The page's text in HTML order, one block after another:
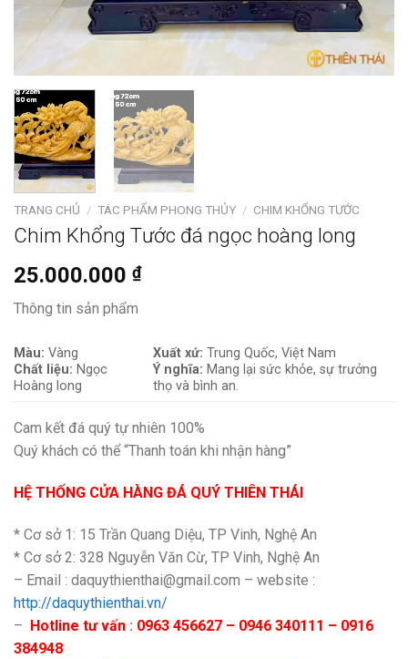
TRANG CHỦ / TÁC PHẨM PHONG THỦY / CHIM KHỔNG TƯỚC
Chim Khổng Tước đá ngọc hoàng long
25.000.000 ₫
Thông tin sản phẩm
Màu: Vàng
Chất liệu: Ngọc
Hoàng long
Xuất xứ: Trung Quốc, Việt Nam
Ý nghĩa: Mang lạisức khỏe, sự trưởng
thọ và bình an.
Cam kết đá quý tự nhiên 100%
Quý khách có thể “Thanh toán khi nhận hàng”
HỆ THỐNG CỬA HÀNG ĐÁ QUÝ THIÊN THÁI
* Cơ sở 1: 15 Trần Quang Diệu, TP Vinh, Nghệ An
* Cơ sở 2: 328 Nguyễn Văn Cừ, TP Vinh, Nghệ An
– Email : daquythienthai@gmail.com – website :
http://daquythienthai.vn/
– Hotline tư vấn : 0963 456627 – 0946 340111 – 0916
384948